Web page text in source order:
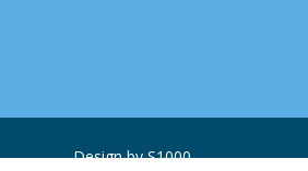
Design byS1000